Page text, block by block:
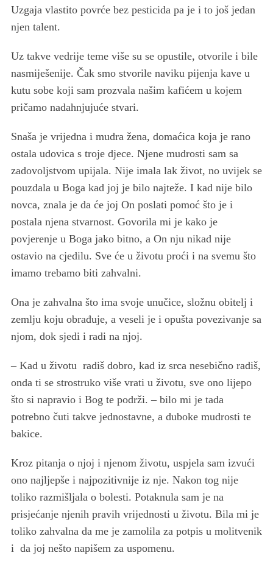
Uzgaja vlastito povrće bez pesticida pa je i to još jedan
njen talent.
Uz takve vedrije teme više su se opustile, otvorile i bile
nasmiješenije. Čak smo stvorile naviku pijenja kave u
kutu sobe koji sam prozvala našim kafićem u kojem
pričamo nadahnjujuće stvari.
Snaša je vrijedna i mudra žena, domaćica koja je rano
ostala udovica s troje djece. Njene mudrosti sam sa
zadovoljstvom upijala. Nije imala lak život, no uvijek se
pouzdala u Boga kad joj je bilo najteže. I kad nije bilo
novca, znala je da će joj On poslati pomoć što je i
postala njena stvarnost. Govorila mi je kako je
povjerenje u Boga jako bitno, a On nju nikad nije
ostavio na cjedilu. Sve će u životu proći i na svemu što
imamo trebamo biti zahvalni.
Ona je zahvalna što ima svoje unučice, složnu obitelj i
zemlju koju obrađuje, a veseli je i opušta povezivanje sa
njom, dok sjedi i radi na njoj.
– Kad u životu radiš dobro, kad iz srca nesebično radiš,
onda ti se strostruko više vrati u životu, sve ono lijepo
što si napravio i Bog te podrži. – bilo mi je tada
potrebno čuti takve jednostavne, a duboke mudrosti te
bakice.
Kroz pitanja o njoj i njenom životu, uspjela sam izvući
ono najljepše i najpozitivnije iz nje. Nakon tog nije
toliko razmišljala o bolesti. Potaknula sam je na
prisjećanje njenih pravih vrijednosti u životu. Bila mi je
toliko zahvalna da me je zamolila za potpis u molitvenik
i da joj nešto napišem za uspomenu.